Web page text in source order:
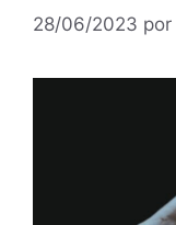
28/06/2023 por